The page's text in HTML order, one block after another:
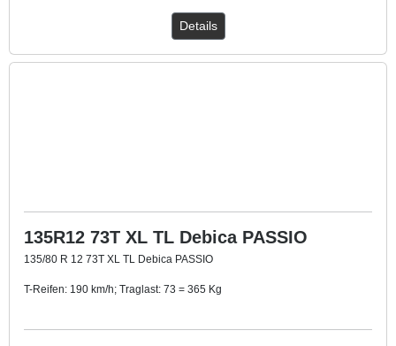
Details
135R12 73T XL TL Debica PASSIO
135/80 R 12 73T XL TL Debica PASSIO
T-Reifen: 190 km/h; Traglast: 73 = 365 Kg